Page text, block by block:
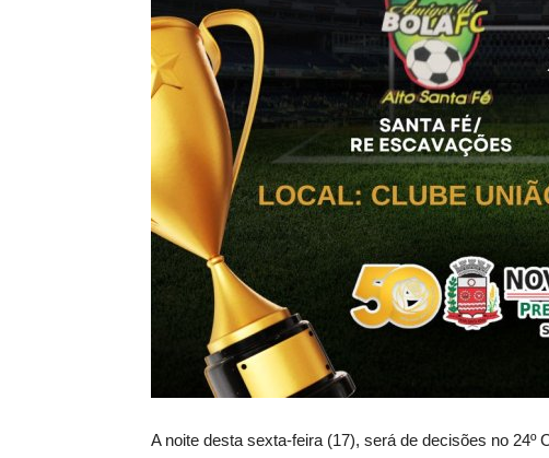
A noite desta sexta-feira (17), será de decisões no 24º